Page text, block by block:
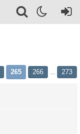
265 266 273